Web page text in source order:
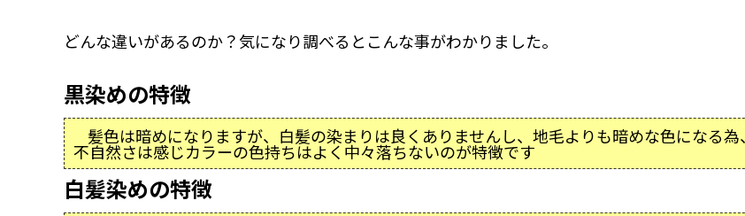
どんな違いがあるのか？気になり調べるとこんな事がわかりました。
黒染めの特徴
髪色は暗めになりますが、白髪の染まりは良くありませんし、地毛よりも暗めな色になる為、
不自然さは感じカラーの色持ちはよく中々落ちないのが特徴です
白髪染めの特徴